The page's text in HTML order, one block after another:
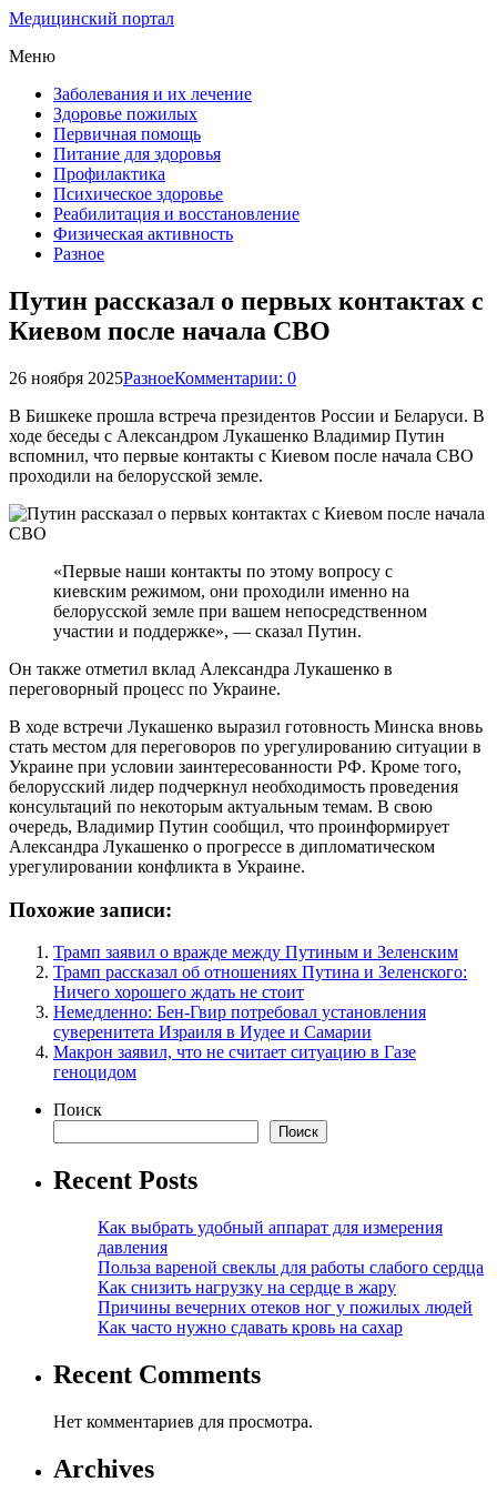
Медицинский портал
Меню
Заболевания и их лечение
Здоровье пожилых
Первичная помощь
Питание для здоровья
Профилактика
Психическое здоровье
Реабилитация и восстановление
Физическая активность
Разное
Путин рассказал о первых контактах с
Киевом после начала СВО
26 ноября 2025РазноеКомментарии: 0
В Бишкеке прошла встреча президентов России и Беларуси. В
ходе беседы с Александром Лукашенко Владимир Путин
вспомнил, что первые контакты с Киевом после начала СВО
проходили на белорусской земле.
«Первые наши контакты по этому вопросу с
киевским режимом, они проходили именно на
белорусской земле при вашем непосредственном
участии и поддержке», — сказал Путин.
Он также отметил вклад Александра Лукашенко в
переговорный процесс по Украине.
В ходе встречи Лукашенко выразил готовность Минска вновь
стать местом для переговоров по урегулированию ситуации в
Украине при условии заинтересованности РФ. Кроме того,
белорусский лидер подчеркнул необходимость проведения
консультаций по некоторым актуальным темам. В свою
очередь, Владимир Путин сообщил, что проинформирует
Александра Лукашенко о прогрессе в дипломатическом
урегулировании конфликта в Украине.
Похожие записи:
Трамп заявил о вражде между Путиным и Зеленским
Трамп рассказал об отношениях Путина и Зеленского:
Ничего хорошего ждать не стоит
Немедленно: Бен-Гвир потребовал установления
суверенитета Израиля в Иудее и Самарии
Макрон заявил, что не считает ситуацию в Газе
геноцидом
Поиск
Поиск
Recent Posts
Как выбрать удобный аппарат для измерения
давления
Польза вареной свеклы для работы слабого сердца
Как снизить нагрузку на сердце в жару
Причины вечерних отеков ног у пожилых людей
Как часто нужно сдавать кровь на сахар
Recent Comments
Нет комментариев для просмотра.
Archives